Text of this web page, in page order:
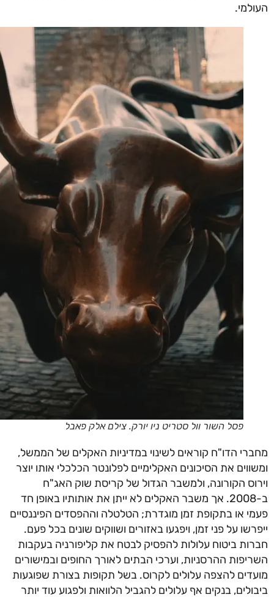
פסל השור וול סטריט ניו יורק. צילם אלק פאבל
הדו"ח קוראים לשינוי במדיניות האקלים של הממשל,
את הסיכונים האקלימיים לפלונטר הכלכלי אותו יוצר
הקורונה, ולמשבר הגדול של קריסת שוק האג"ח
ב-2008. אך משבר האקלים לא ייתן את אותותיו באופן חד
או בתקופת זמן מוגדרת; הטלטלה וההפסדים הפיננסיים
על פני זמן, ויפגעו באזורים ושווקים שונים בכל פעם.
ביטוח עלולות להפסיק לבטח את קליפורניה בעקבות
ההרסניות, וערכי הבתים לאורך החופים ובמישורים
להצפה עלולים לקרוס. בשל תקופות בצורת שפוגעות
בנקים אף עלולים להגביל הלוואות ולפגוע עוד יותר